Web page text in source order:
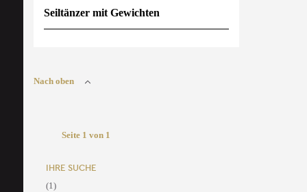
Seiltänzer mit Gewichten
Nach oben
Seite 1 von 1
IHRE SUCHE
(1)